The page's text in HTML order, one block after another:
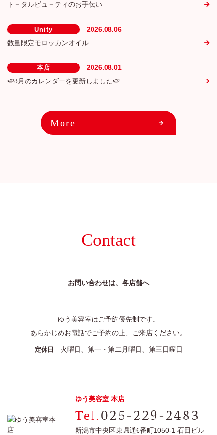
ト－タルビュ－ティのお手伝い
Unity
2026.08.06
数量限定モロッカンオイル
本店
2026.08.01
🍉8月のカレンダーを更新しました🍉
More
Contact
お問い合わせは、各店舗へ
ゆう美容室はご予約優先制です。
あらかじめお電話でご予約の上、ご来店ください。
定休日 火曜日、第一・第二月曜日、第三日曜日
ゆう美容室 本店
025-229-2483
新潟市中央区東堀通6番町1050-1 石田ビル